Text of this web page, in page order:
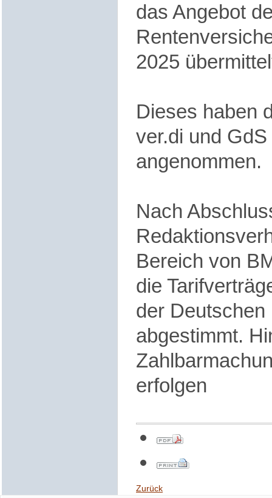
das Angebot
2025
Dieses haben
ver.di und
angenommen.
Nach
Bereich von
die
der
abgestimmt.
erfolgen
Zurück